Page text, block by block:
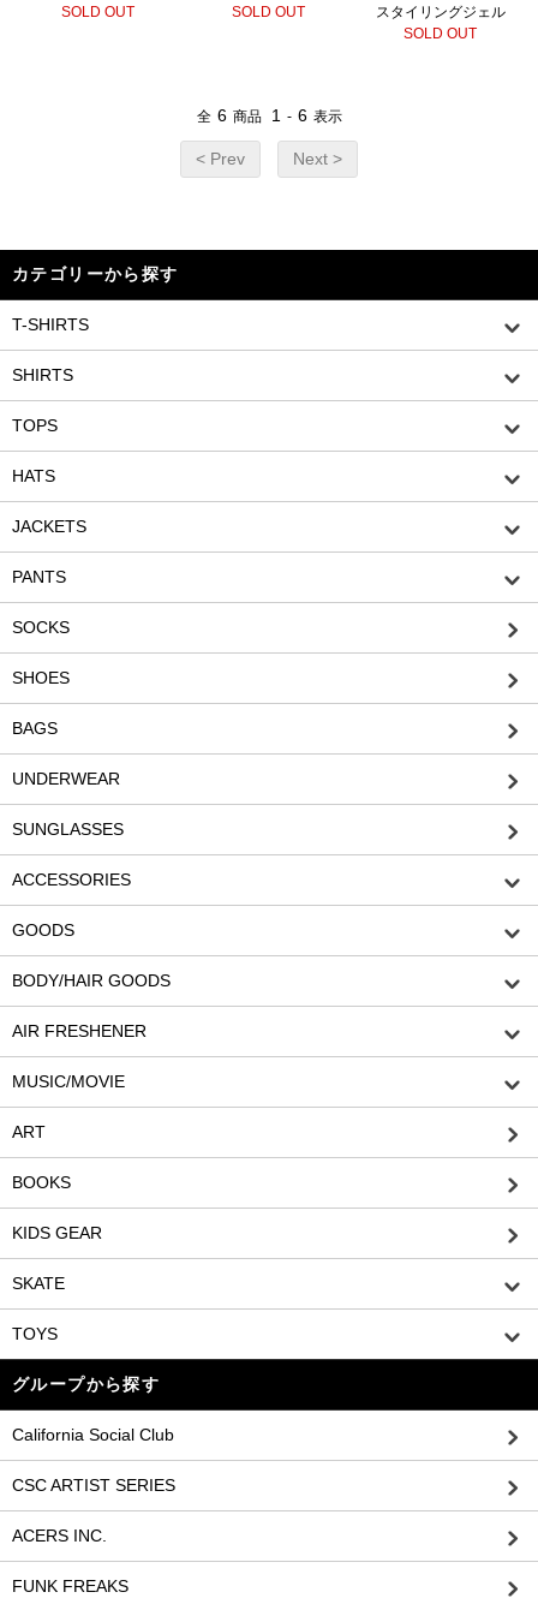
SOLD OUT
SOLD OUT
スタイリングジェル
SOLD OUT
全 6 商品 1 - 6 表示
< Prev Next >
カテゴリーから探す
T-SHIRTS
SHIRTS
TOPS
HATS
JACKETS
PANTS
SOCKS
SHOES
BAGS
UNDERWEAR
SUNGLASSES
ACCESSORIES
GOODS
BODY/HAIR GOODS
AIR FRESHENER
MUSIC/MOVIE
ART
BOOKS
KIDS GEAR
SKATE
TOYS
グループから探す
California Social Club
CSC ARTIST SERIES
ACERS INC.
FUNK FREAKS